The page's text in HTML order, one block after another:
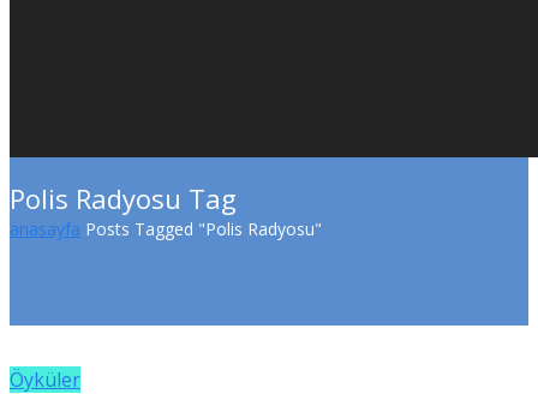
Polis Radyosu Tag
anasayfa Posts Tagged "Polis Radyosu"
Öyküler